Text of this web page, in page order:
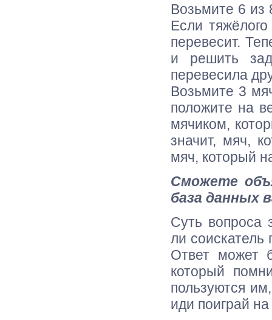
Возьмите 6 из
Если
перевесит.
и решить
перевесила
Возьмите 3
положите на
мячиком,
значит, мяч,
мяч, который
Сможете
база данных
Суть вопроса
ли соискатель
Ответ может
который
пользуются
иди поиграй